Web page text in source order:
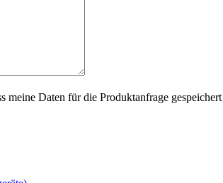
meine Daten für die Produktanfrage